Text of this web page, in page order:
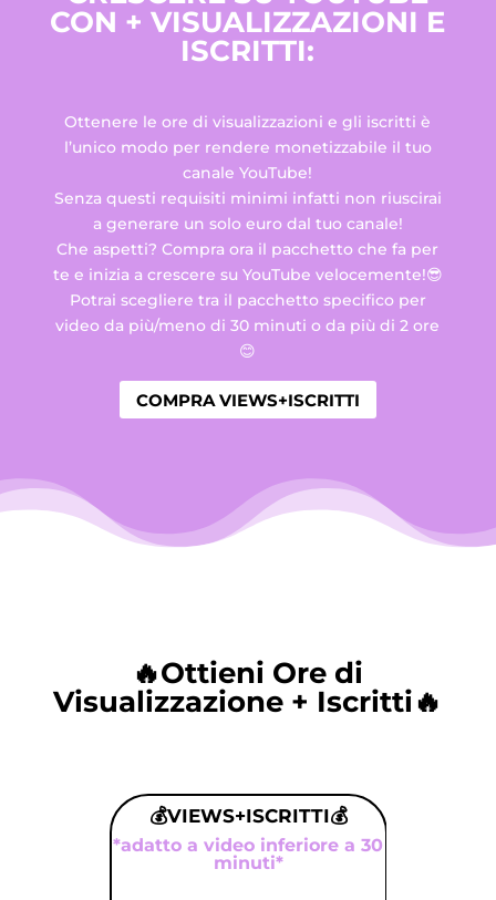
CON + VISUALIZZAZIONI E
ISCRITTI:
Ottenere le ore di visualizzazioni e gli iscritti è
l’unico modo per rendere monetizzabile il tuo
canale YouTube!
Senza questi requisiti minimi infatti non riuscirai
a generare un solo euro dal tuo canale!
Che aspetti? Compra ora il pacchetto che fa per
te e inizia a crescere su YouTube velocemente!😎
Potrai scegliere tra il pacchetto specifico per
video da più/meno di 30 minuti o da più di 2 ore
😊
COMPRA VIEWS+ISCRITTI
🔥Ottieni Ore di
Visualizzazione + Iscritti🔥
💰VIEWS+ISCRITTI💰
*adatto a video inferiore a 30
minuti*